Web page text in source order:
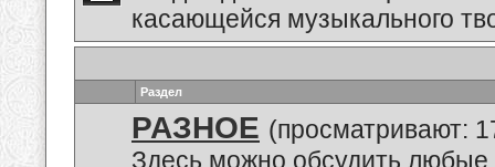
касающейся музыкального
Раздел
РАЗНОЕ (просматривают:
Здесь можно обсудить